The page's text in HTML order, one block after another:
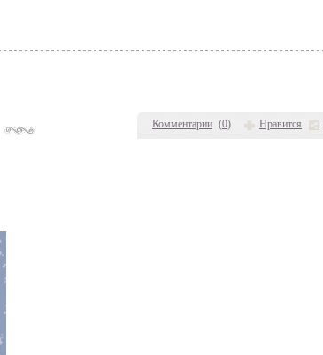
Комментарии (0) Нравится